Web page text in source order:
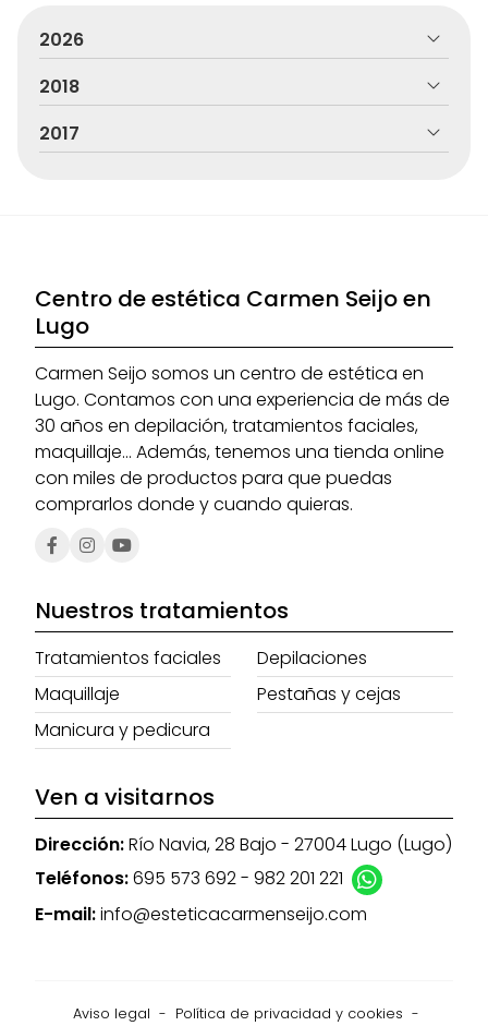
2026
2018
2017
Centro de estética Carmen Seijo en
Lugo
Carmen Seijo somos un centro de estética en
Lugo. Contamos con una experiencia de más de
30 años en depilación, tratamientos faciales,
maquillaje... Además, tenemos una tienda online
con miles de productos para que puedas
comprarlos donde y cuando quieras.
Nuestros tratamientos
Tratamientos faciales
Depilaciones
Maquillaje
Pestañas y cejas
Manicura y pedicura
Ven a visitarnos
Dirección:Río Navia, 28 Bajo - 27004 Lugo (Lugo)
Teléfonos:695 573 692- 982 201 221
E-mail:info@esteticacarmenseijo.com
Aviso legal - Política de privacidad y cookies -